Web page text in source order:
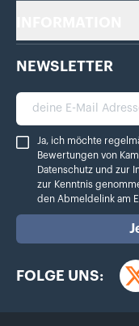
NEWSLETTER
deine E-Mail Adresse
Ja, ich möchte regelmäßig
Ja, ich möchte
Bewertungen von
Datenschutz und zur
zur Kenntnis
den Abmeldelink am
FOLGE UNS: